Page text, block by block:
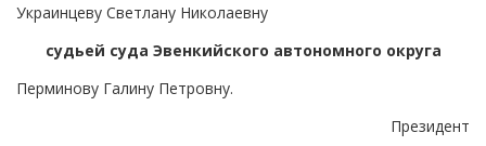
Украинцеву Светлану Николаевну
судьей суда Эвенкийского автономного округа
Перминову Галину Петровну.
Президент